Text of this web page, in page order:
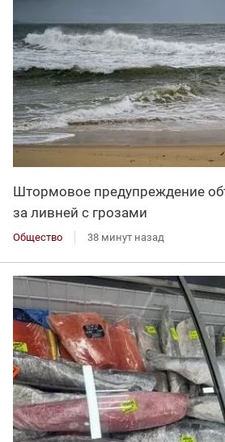
Штормовое предупреждение
за ливней с грозами
Общество 38 минут назад